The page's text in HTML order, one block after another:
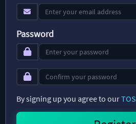
Password
By signing up you agree to ourTOS